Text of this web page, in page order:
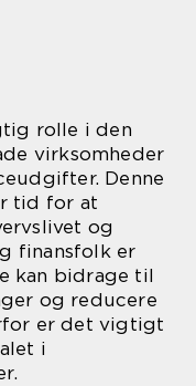
rolle i den
virksomheder
Denne
tid for at
og
finansfolk er
kan bidrage til
og reducere
er det vigtigt
i